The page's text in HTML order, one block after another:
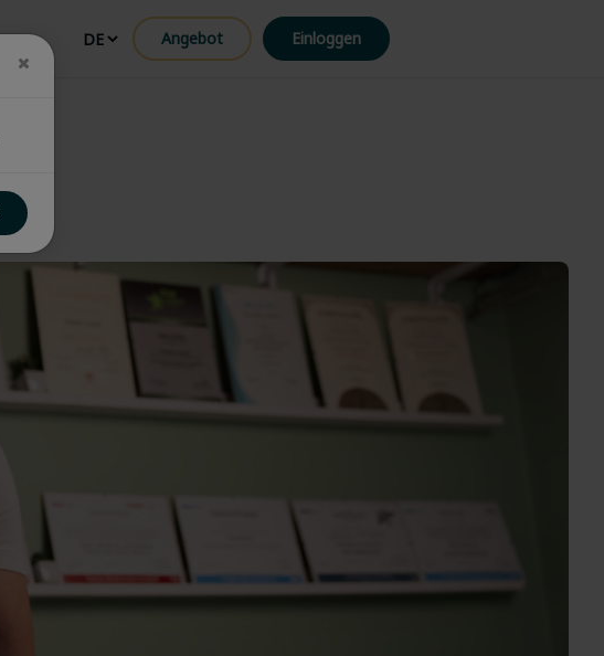
Angebot Einloggen